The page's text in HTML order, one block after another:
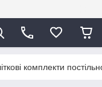
комплекти